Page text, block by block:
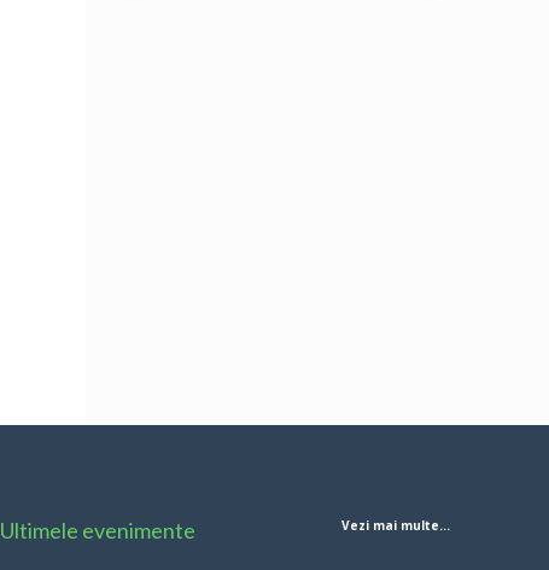
Ultimele evenimente Vezi mai multe...